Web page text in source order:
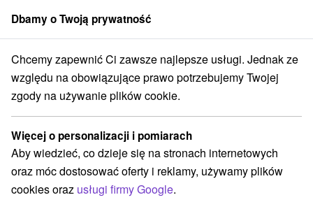
członek grupySorger
Atrakcje na Słowacji Escaperoom Ponitrie
Escaperoom Ponitrie
Kategorie
Wszystkie kategorie
Ośrodki i miasteczka dziecięce(3)
Szlaki winne (1) Tory gokartowe
Dbamy o Twoją prywatność
Chcemy zapewnić Ci zawsze najlepsze usługi. Jednak ze
względu na obowiązujące prawo potrzebujemy Twojej
zgody na używanie plików cookie.
Więcej o personalizacji i pomiarach
Aby wiedzieć, co dzieje się na stronach internetowych
oraz móc dostosować oferty i reklamy, używamy plików
cookies oraz usługi firmy Google.